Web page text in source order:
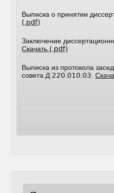
Выписка о принятии
(.pdf)
Заключение
Скачать (.pdf)
Выписка из протокола
совета Д 220.010.03.